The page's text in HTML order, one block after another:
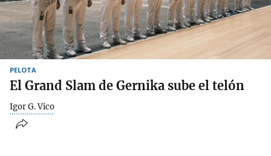
PELOTA
El Grand Slam de Gernika sube el telón
Igor G. Vico